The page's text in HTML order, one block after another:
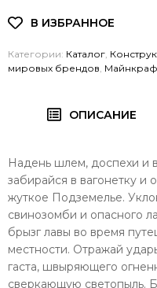
Категории: Каталог
мировых брендов
ОПИСАНИЕ
Надень шлем, доспехи и
забирайся в вагонетку и
жуткое Подземелье.
свинозомби и опасного
брызг лавы во время
местности. Отражай
гаста, швыряющего
сверкающую светопыль.